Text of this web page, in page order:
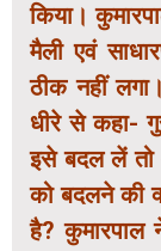
किया।
मैली एवं
ठीक नहीं
धीरे से कहा-
इसे बदल लें तो
को बदलने की
है?